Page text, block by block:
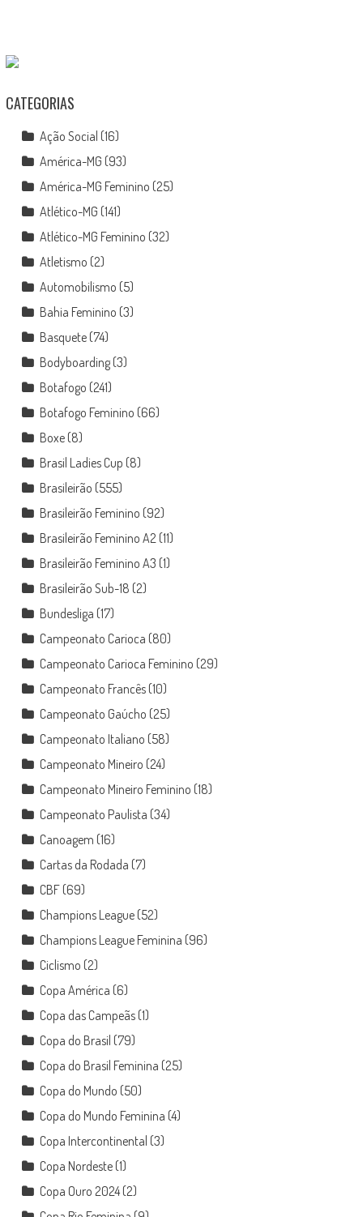
CATEGORIAS
Ação Social (16)
América-MG (93)
América-MG Feminino (25)
Atlético-MG (141)
Atlético-MG Feminino (32)
Atletismo (2)
Automobilismo (5)
Bahia Feminino (3)
Basquete(74)
Bodyboarding(3)
Botafogo (241)
Botafogo Feminino (66)
Boxe(8)
Brasil Ladies Cup (8)
Brasileirão (555)
Brasileirão Feminino (92)
Brasileirão Feminino A2(11)
Brasileirão Feminino A3 (1)
Brasileirão Sub-18 (2)
Bundesliga (17)
Campeonato Carioca (80)
Campeonato Carioca Feminino (29)
Campeonato Francês(10)
Campeonato Gaúcho (25)
Campeonato Italiano (58)
Campeonato Mineiro (24)
Campeonato Mineiro Feminino (18)
Campeonato Paulista (34)
Canoagem (16)
Cartas da Rodada (7)
CBF(69)
Champions League(52)
Champions League Feminina (96)
Ciclismo (2)
Copa América (6)
Copa das Campeãs(1)
Copa do Brasil (79)
Copa do Brasil Feminina (25)
Copa do Mundo (50)
Copa do Mundo Feminina (4)
Copa Intercontinental (3)
Copa Nordeste(1)
Copa Ouro 2024(2)